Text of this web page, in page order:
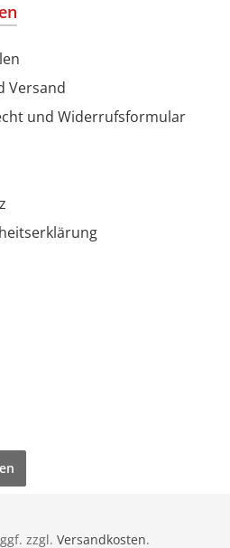
Versand
und Widerrufsformular
zzgl. Versandkosten.